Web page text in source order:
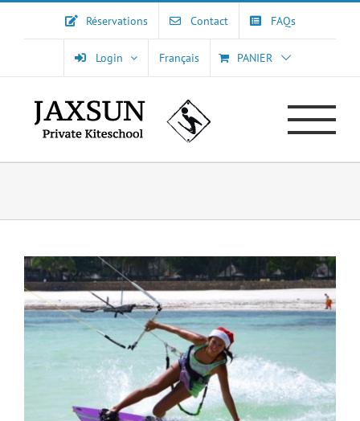
Réservations Contact FAQs
Login Français PANIER